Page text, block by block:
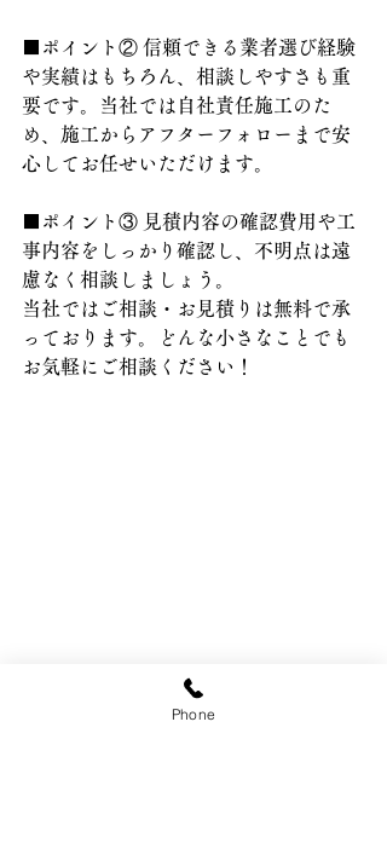
■ポイント② 信頼できる業者選び経験
や実績はもちろん、相談しやすさも重
要です。当社では自社責任施工のた
め、施工からアフターフォローまで安
心してお任せいただけます。
■ポイント③ 見積内容の確認費用や工
事内容をしっかり確認し、不明点は遠
慮なく相談しましょう。
当社ではご相談・お見積りは無料で承
っております。どんな小さなことでも
お気軽にご相談ください！
Phone